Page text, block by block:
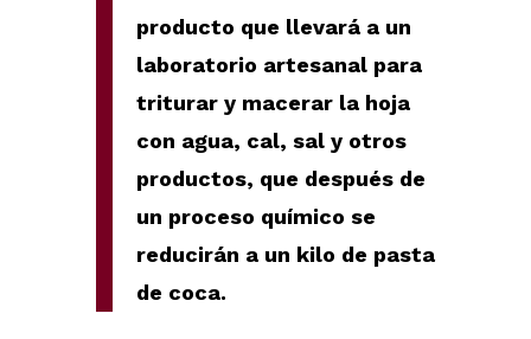
producto que llevará a un
laboratorio artesanal para
triturar y macerar la hoja
con agua, cal, sal y otros
productos, que después de
un proceso químico se
reducirán a un kilo de pasta
de coca.